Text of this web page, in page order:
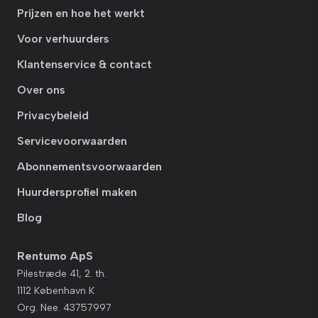
Prijzen en hoe het werkt
Voor verhuurders
Klantenservice & contact
Over ons
Privacybeleid
Servicevoorwaarden
Abonnementsvoorwaarden
Huurdersprofiel maken
Blog
Rentumo ApS
Pilestræde 41, 2. th.
1112 København K
Org. Nee. 43757997